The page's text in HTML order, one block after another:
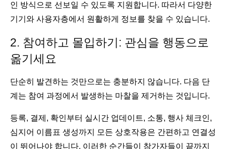
인 방식으로 선보일 수 있도록 지원합니다. 따라서 다양한
기기와 사용자층에서 원활하게 정보를 찾을 수 있습니다.
2. 참여하고 몰입하기: 관심을 행동으로
옮기세요
단순히 발견하는 것만으로는 충분하지 않습니다. 다음 단
계는 참여 과정에서 발생하는 마찰을 제거하는 것입니다.
등록, 결제, 확인부터 실시간 업데이트, 소통, 행사 체크인,
심지어 이름표 생성까지 모든 상호작용은 간편하고 연결성
이 뛰어나야 합니다. 이러한 순간들이 참가자들이 끝까지